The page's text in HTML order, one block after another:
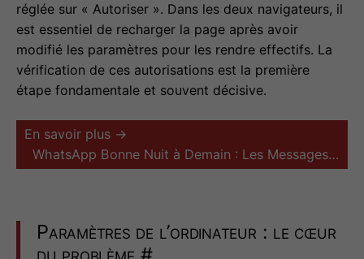
réglée sur « Autoriser ». Dans les deux navigateurs, il
est essentiel de recharger la page après avoir
modifié les paramètres pour les rendre effectifs. La
vérification de ces autorisations est la première
étape fondamentale et souvent décisive.
En savoir plus →
WhatsApp Bonne Nuit à Demain : Les Messages…
Paramètres de l’ordinateur : le cœur